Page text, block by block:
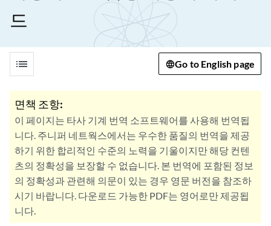
드
list Go to English page
면책 조항:
이 페이지는 타사 기계 번역 소프트웨어를 사용해 번역됩
니다. 주니퍼 네트웍스에서는 우수한 품질의 번역을 제공
하기 위한 합리적인 수준의 노력을 기울이지만 해당 컨텐
츠의 정확성을 보장할 수 없습니다. 본 번역에 포함된 정보
의 정확성과 관련해 의문이 있는 경우 영문 버전을 참조하
시기 바랍니다. 다운로드 가능한 PDF는 영어로만 제공됩
니다.